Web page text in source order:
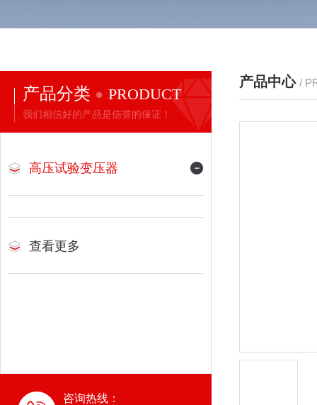
产品分类 PRODUCT
我们相信好的产品是信誉的保证！
高压试验变压器
查看更多
咨询热线：
产品中心 /